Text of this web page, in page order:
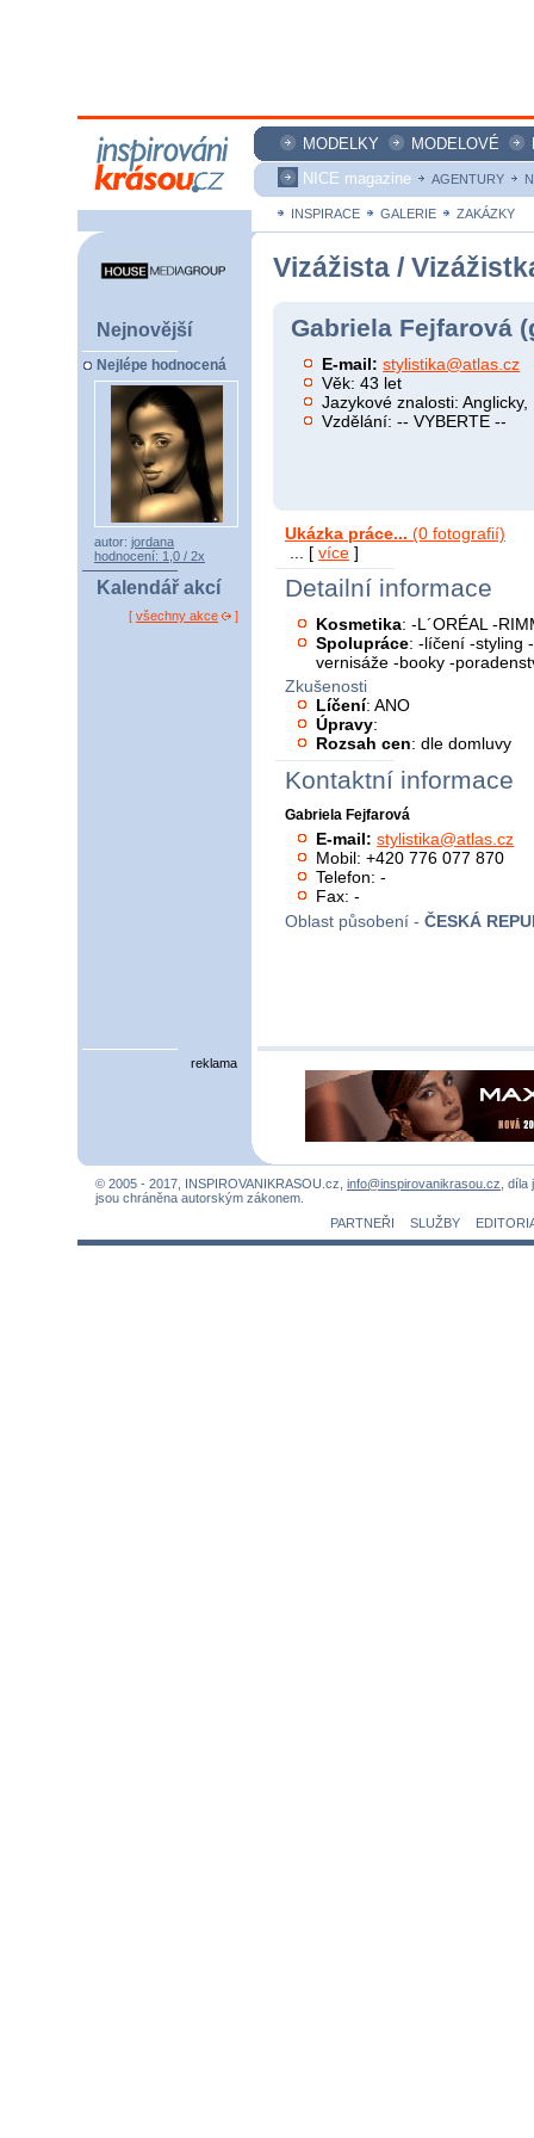
MODELKY MODELOVÉ
NICE magazine
AGENTURY
INSPIRACE GALERIE ZAKÁZKY
Nejnovější
Nejlépe hodnocená
autor: jordana
hodnocení: 1,0 / 2x
Kalendář akcí
[ všechny akce ]
Vizážista /
Gabriela Fejfarová
E-mail: stylistika@atlas.cz
Věk: 43 let
Jazykové znalosti: Anglicky,
Vzdělání: -- VYBERTE --
Ukázka práce... (0 fotografií)
... [ více ]
Detailní informace
Kosmetika: -L´ORÉAL -
Spolupráce: -líčení -styling
vernisáže -booky -
Zkušenosti
Líčení: ANO
Úpravy:
Rozsah cen: dle domluvy
Kontaktní informace
Gabriela Fejfarová
E-mail:stylistika@atlas.cz
Mobil: +420 776 077 870
Telefon: -
Fax: -
Oblast působení - ČESKÁ
reklama
© 2005 - 2017, INSPIROVANIKRASOU.cz, info@inspirovanikrasou.cz ,
jsou chráněna autorským zákonem.
PARTNEŘI
SLUŽBY